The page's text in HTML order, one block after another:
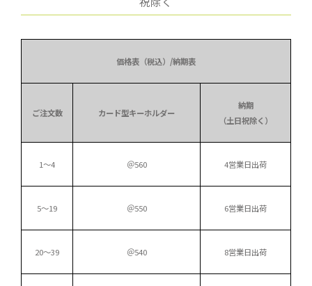
価格表（税込）/納期表
ご注文数 カード型キーホルダー
納期
（土日祝除く）
1～4 ＠560 4営業日出荷
5～19 ＠550 6営業日出荷
20～39 ＠540 8営業日出荷